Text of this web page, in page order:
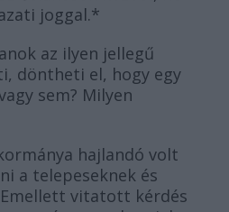
joggal.*
az ilyen jellegű
döntheti el, hogy egy
sem? Milyen
hajlandó volt
a telepeseknek és
vitatott kérdés